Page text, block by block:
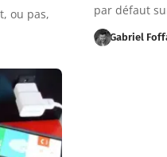
ou pas,
par défaut
Gabriel